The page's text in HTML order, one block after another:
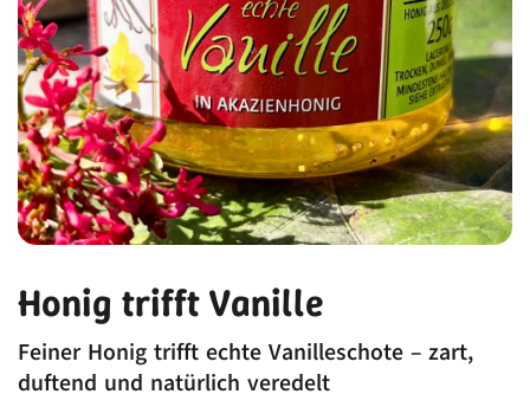
Honig trifft Vanille
Feiner Honig trifft echte Vanilleschote – zart,
duftend und natürlich veredelt